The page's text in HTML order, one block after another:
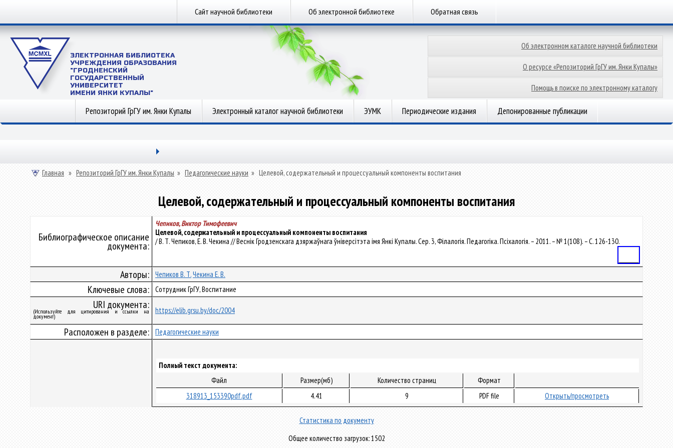
Сайт научной библиотеки Об электронной библиотеке Обратная связь
ЭЛЕКТРОННАЯ БИБЛИОТЕКА
УЧРЕЖДЕНИЯ ОБРАЗОВАНИЯ
"ГРОДНЕНСКИЙ
ГОСУДАРСТВЕННЫЙ
УНИВЕРСИТЕТ
ИМЕНИ ЯНКИ КУПАЛЫ"
Об электронном каталоге научной библиотеки
О ресурсе «Репозиторий ГрГУ им. Янки Купалы»
Помощь в поиске по электронному каталогу
Репозиторий ГрГУ им. Янки Купалы Электронный каталог научной библиотеки ЭУМК Периодические издания Депонированные публикации
Главная » Репозиторий ГрГУ им. Янки Купалы » Педагогические науки » Целевой, содержательный и процессуальный компоненты воспитания
Целевой, содержательный и процессуальный компоненты воспитания
Библиографическое описание
документа:
Чепиков, Виктор Тимофеевич
Целевой, содержательный и процессуальный компоненты воспитания
/ В. Т. Чепиков, Е. В. Чекина // Веснік Гродзенскага дзяржаўнага ўніверсітэта імя Янкі Купалы. Сер. 3, Філалогія. Педагогіка. Псіхалогія. – 2011. – № 1(108). – С. 126-130.
Авторы: Чепиков В. Т.Чекина Е. В.
Ключевые слова: Сотрудник ГрГУ, Воспитание
URI документа:
(Используйте для цитирования и ссылки на
документ)
https://elib.grsu.by/doc/2004
Расположен в разделе: Педагогические науки
Полный текст документа:
Файл
Размер(мб) Количество страниц
Формат
318913_153390pdf.pdf
4.41 9 PDF file Открыть/просмотреть
Статистика по документу
Общее количество загрузок: 1502